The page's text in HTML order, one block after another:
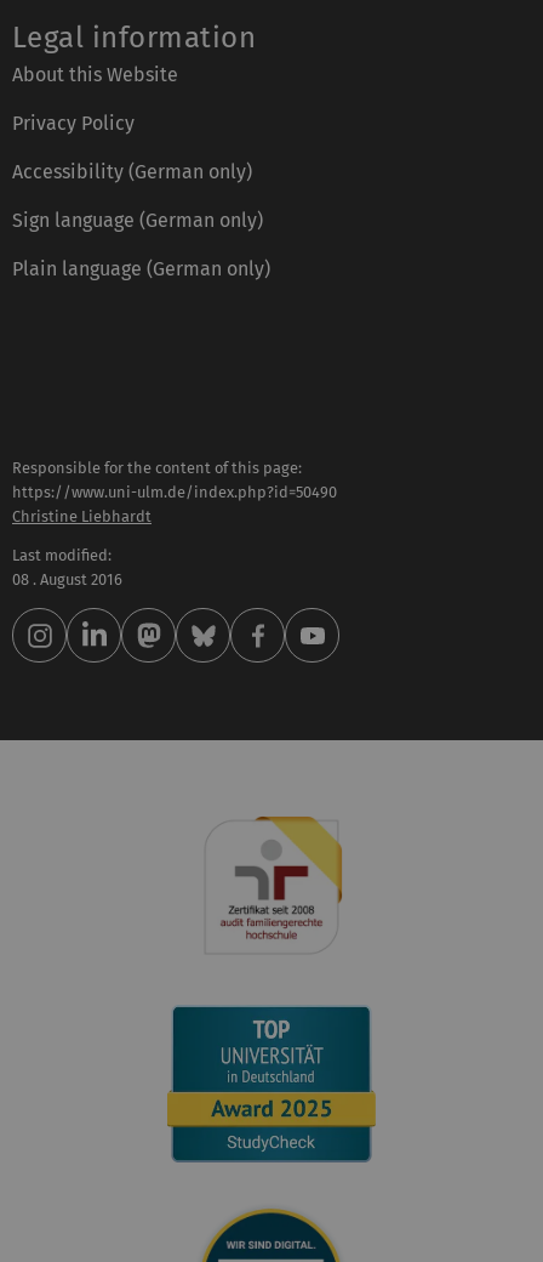
Legal information
About this Website
Privacy Policy
Accessibility (German only)
Sign language (German only)
Plain language (German only)
Responsible for the content of this page:
https://www.uni-ulm.de/index.php?id=50490
Christine Liebhardt
Last modified:
08 . August 2016